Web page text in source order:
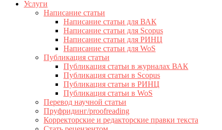
Услуги
Написание статьи
Написание статьи для ВАК
Написание статьи для Scopus
Написание статьи для РИНЦ
Написание статьи для WoS
Публикация статьи
Публикация статьи в журналах ВАК
Публикация статьи в Scopus
Публикация статьи в РИНЦ
Публикация статьи в WoS
Перевод научной статьи
Пруфридинг/proofreading
Корректорские и редакторские правки текста